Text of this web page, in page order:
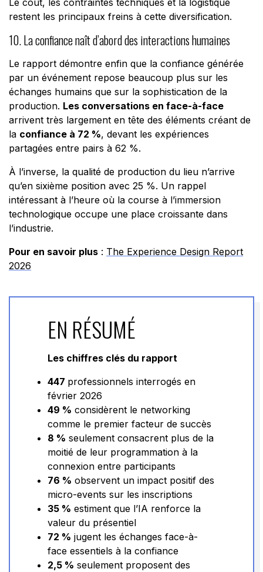
Le coût, les contraintes techniques et la logistique
restent les principaux freins à cette diversification.
10. La confiance naît d’abord des interactions humaines
Le rapport démontre enfin que la confiance générée
par un événement repose beaucoup plus sur les
échanges humains que sur la sophistication de la
production. Les conversations en face-à-face
arrivent très largement en tête des éléments créant de
la confiance à 72 %, devant les expériences
partagées entre pairs à 62 %.
À l’inverse, la qualité de production du lieu n’arrive
qu’en sixième position avec 25 %. Un rappel
intéressant à l’heure où la course à l’immersion
technologique occupe une place croissante dans
l’industrie.
Pour en savoir plus: The Experience Design Report
2026
EN RÉSUMÉ
Les chiffres clés du rapport
447 professionnels interrogés en
février 2026
49 % considèrent le networking
comme le premier facteur de succès
8 % seulement consacrent plus de la
moitié de leur programmation à la
connexion entre participants
76 % observent un impact positif des
micro-events sur les inscriptions
35 % estiment que l’IA renforce la
valeur du présentiel
72 % jugent les échanges face-à-
face essentiels à la confiance
2,5 % seulement proposent des